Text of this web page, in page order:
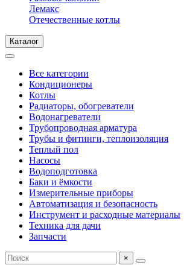
Лемакс
Отечественные котлы
Каталог
Все категории
Кондиционеры
Котлы
Радиаторы, обогреватели
Водонагреватели
Трубопроводная арматура
Трубы и фитинги, теплоизоляция
Теплый пол
Насосы
Водоподготовка
Баки и ёмкости
Измерительные приборы
Автоматизация и безопасность
Инструмент и расходные материалы
Техника для дачи
Запчасти
×